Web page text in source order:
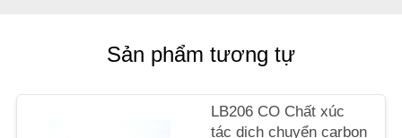
Sản phẩm tương tự
LB206 CO Chất xúc
tác dịch chuyển carbon